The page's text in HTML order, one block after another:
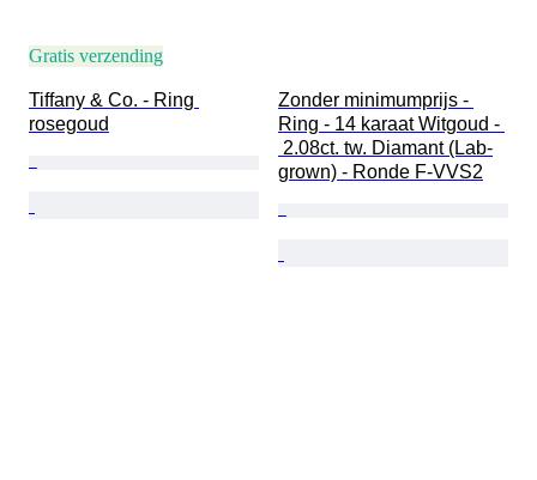
Gratis verzending
Tiffany & Co. - Ring
rosegoud
Zonder minimumprijs -
Ring - 14 karaat Witgoud -
2.08ct. tw. Diamant (Lab-
grown) - Ronde F-VVS2